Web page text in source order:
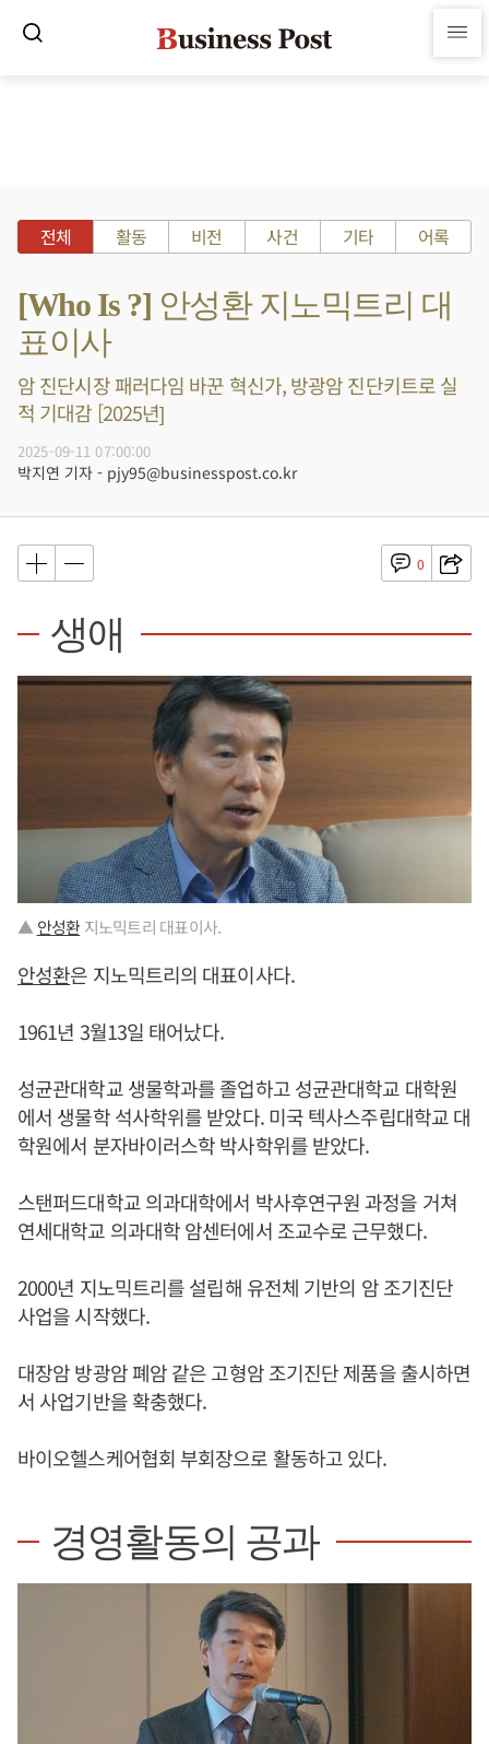
전체 활동 비전 사건 기타 어록
[Who Is ?] 안성환 지노믹트리 대
표이사
암 진단시장 패러다임 바꾼 혁신가, 방광암 진단키트로 실
적 기대감 [2025년]
2025-09-11 07:00:00
박지연 기자 - pjy95@businesspost.co.kr
0
생애
▲ 안성환지노믹트리 대표이사.
안성환은 지노믹트리의 대표이사다.
1961년 3월13일 태어났다.
성균관대학교 생물학과를 졸업하고 성균관대학교 대학원
에서 생물학 석사학위를 받았다. 미국 텍사스주립대학교 대
학원에서 분자바이러스학 박사학위를 받았다.
스탠퍼드대학교 의과대학에서 박사후연구원 과정을 거쳐
연세대학교 의과대학 암센터에서 조교수로 근무했다.
2000년 지노믹트리를 설립해 유전체 기반의 암 조기진단
사업을 시작했다.
대장암 방광암 폐암 같은 고형암 조기진단 제품을 출시하면
서 사업기반을 확충했다.
바이오헬스케어협회 부회장으로 활동하고 있다.
경영활동의 공과